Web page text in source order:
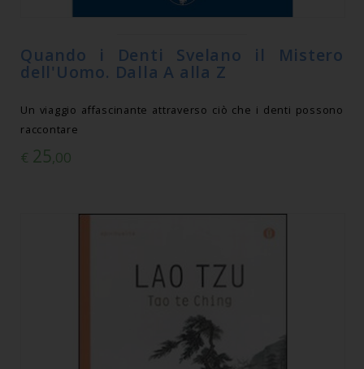
Quando i Denti Svelano il Mistero
dell'Uomo. Dalla A alla Z
Un viaggio affascinante attraverso ciò che i denti possono
raccontare
€ 25,00